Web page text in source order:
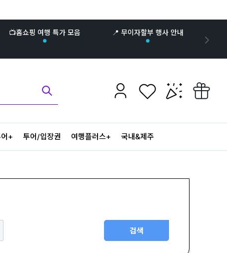
📺홈쇼핑 여행 특가 모음 📍 무이자할부 행사 안내
+ 투어/입장권 여행플러스+ 국내&제주
검색